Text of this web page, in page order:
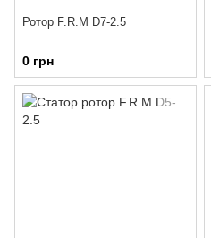
Ротор F.R.M D7-2.5
0 грн